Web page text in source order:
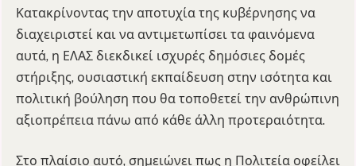
Κατακρίνοντας την αποτυχία της κυβέρνησης να
διαχειριστεί και να αντιμετωπίσει τα φαινόμενα
αυτά, η ΕΛΑΣ διεκδικεί ισχυρές δημόσιες δομές
στήριξης, ουσιαστική εκπαίδευση στην ισότητα και
πολιτική βούληση που θα τοποθετεί την ανθρώπινη
αξιοπρέπεια πάνω από κάθε άλλη προτεραιότητα.
Στο πλαίσιο αυτό, σημειώνει πως η Πολιτεία οφείλει